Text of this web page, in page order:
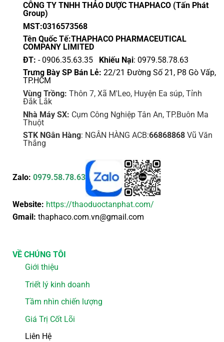
CÔNG TY TNHH THẢO DƯỢC THAPHACO (Tấn Phát
Group)
MST:0316573568
Tên Quốc Tế:THAPHACO PHARMACEUTICAL
COMPANY LIMITED
ĐT: - 0906.35.63.35 Khiếu Nại: 0979.58.78.63
Trưng Bày SP Bán Lẻ: 22/21 Đường Số 21, P8 Gò Vấp,
TP.HCM
Vùng Trồng: Thôn 7, Xã M'Leo, Huyện Ea súp, Tỉnh
Đắk Lắk
Nhà Máy SX: Cụm Công Nghiệp Tân An, TP.Buôn Ma
Thuột
STK NGân Hàng: NGÂN HÀNG ACB:66868868Vũ Văn
Thắng
Zalo: 0979.58.78.63
Website: https://thaoduoctanphat.com/
Gmail: thaphaco.com.vn@gmail.com
VỀ CHÚNG TÔI
Giới thiệu
Triết lý kinh doanh
Tầm nhìn chiến lượng
Giá Trị Cốt Lõi
Liên Hệ